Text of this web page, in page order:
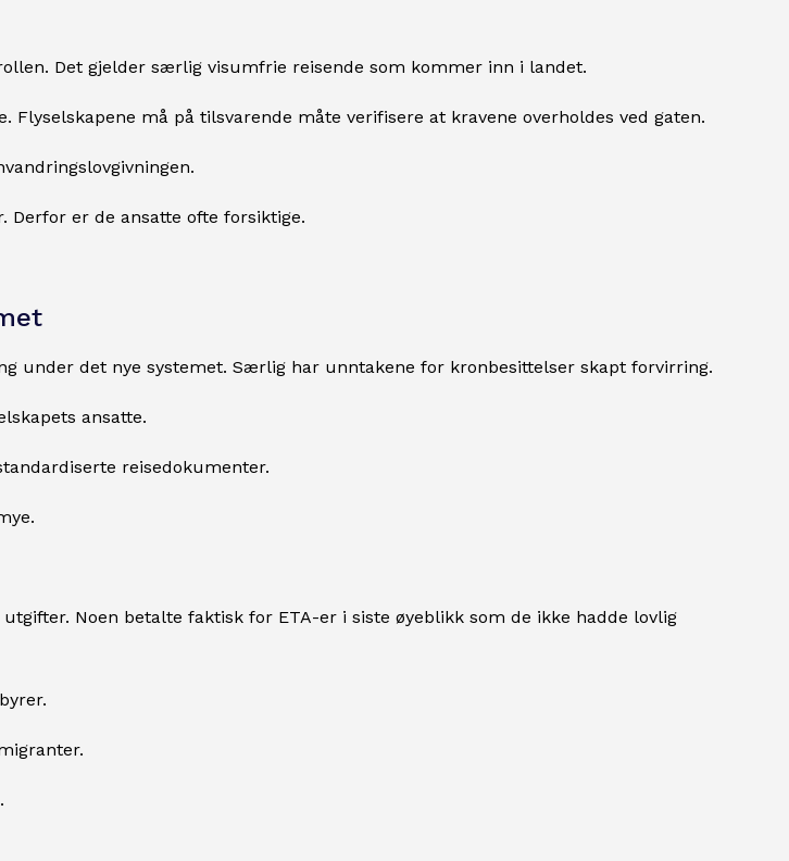
Det gjelder særlig visumfrie reisende som kommer inn i landet.
må på tilsvarende måte verifisere at kravene overholdes ved gaten.
Derfor er de ansatte ofte forsiktige.
under det nye systemet. Særlig har unntakene for kronbesittelser skapt forvirring.
ansatte.
reisedokumenter.
Noen betalte faktisk for ETA-er i siste øyeblikk som de ikke hadde lovlig